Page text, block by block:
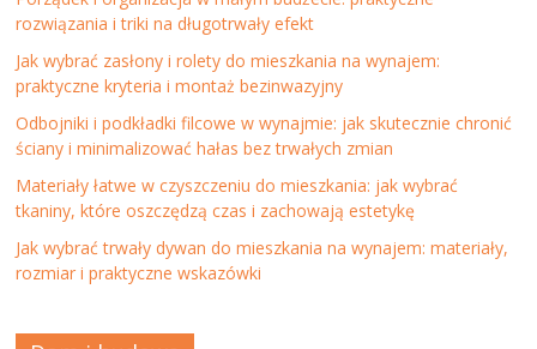
rozwiązania i triki na długotrwały efekt
Jak wybrać zasłony i rolety do mieszkania na wynajem:
praktyczne kryteria i montaż bezinwazyjny
Odbojniki i podkładki filcowe w wynajmie: jak skutecznie chronić
ściany i minimalizować hałas bez trwałych zmian
Materiały łatwe w czyszczeniu do mieszkania: jak wybrać
tkaniny, które oszczędzą czas i zachowają estetykę
Jak wybrać trwały dywan do mieszkania na wynajem: materiały,
rozmiar i praktyczne wskazówki